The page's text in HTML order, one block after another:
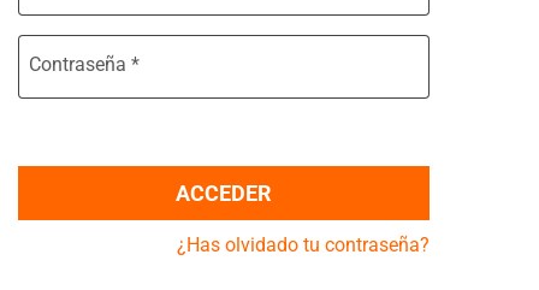
Contraseña *
ACCEDER
¿Has olvidado tu contraseña?